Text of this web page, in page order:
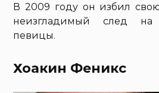
В 2009 году он избил
неизгладимый след на
певицы.
Хоакин Феникс